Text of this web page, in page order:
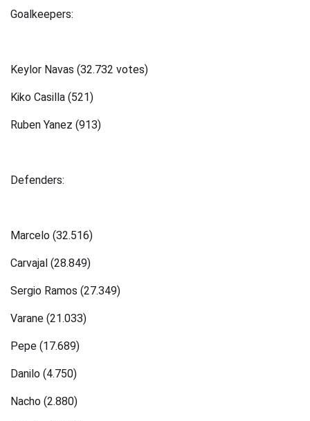
Goalkeepers:
Keylor Navas (32.732 votes)
Kiko Casilla (521)
Ruben Yanez (913)
Defenders:
Marcelo (32.516)
Carvajal (28.849)
Sergio Ramos (27.349)
Varane (21.033)
Pepe (17.689)
Danilo (4.750)
Nacho (2.880)